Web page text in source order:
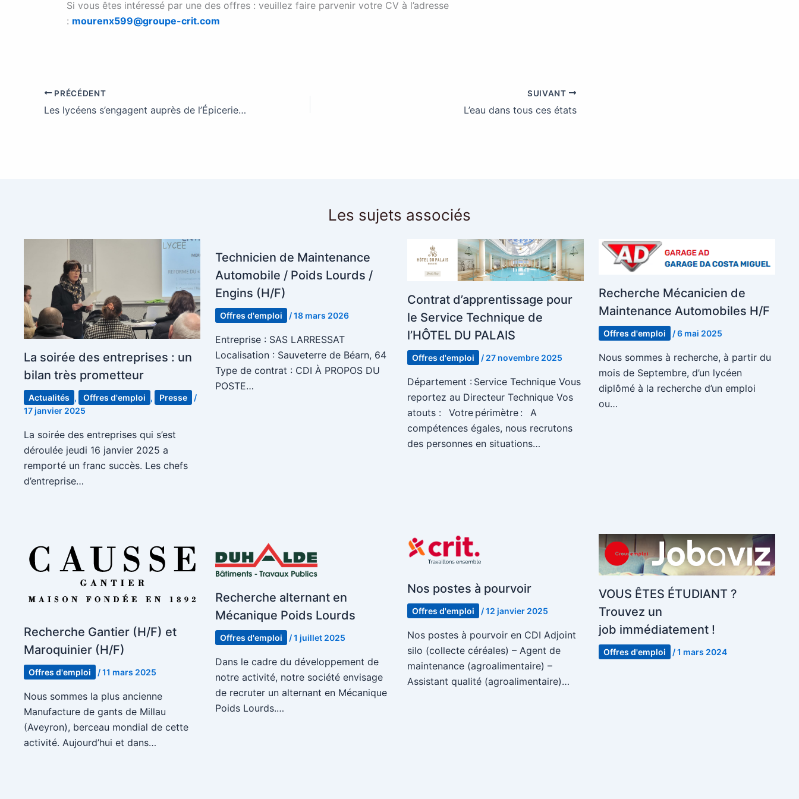
Si vous êtes intéressé par une des offres : veuillez faire parvenir votre CV à l’adresse
: mourenx599@groupe-crit.com
PRÉCÉDENT
Les lycéens s’engagent auprès de l’Épicerie solidaire
SUIVANT
L’eau dans tous ces états
Les sujets associés
La soirée des entreprises : un
bilan très prometteur
Actualités , Offres d'emploi , Presse
/
17 janvier 2025
La soirée des entreprises qui s’est
déroulée jeudi 16 janvier 2025 a
remporté un franc succès. Les chefs
d’entreprise…
Technicien de Maintenance
Automobile / Poids Lourds /
Engins (H/F)
Offres d'emploi /18 mars 2026
Entreprise : SAS LARRESSAT
Localisation : Sauveterre de Béarn, 64
Type de contrat : CDI À PROPOS DU
POSTE…
Contrat d’apprentissage pour
le Service Technique de
l’HÔTEL DU PALAIS
Offres d'emploi / 27 novembre 2025
Département : Service Technique Vous
reportez au Directeur Technique Vos
atouts : Votre périmètre : A
compétences égales, nous recrutons
des personnes en situations…
Recherche Mécanicien de
Maintenance Automobiles H/F
Offres d'emploi /6 mai 2025
Nous sommes à recherche, à partir du
mois de Septembre, d’un lycéen
diplômé à la recherche d’un emploi
ou…
Recherche Gantier (H/F) et
Maroquinier (H/F)
Offres d'emploi /11 mars 2025
Nous sommes la plus ancienne
Manufacture de gants de Millau
(Aveyron), berceau mondial de cette
activité. Aujourd’hui et dans…
Recherche alternant en
Mécanique Poids Lourds
Offres d'emploi /1 juillet 2025
Dans le cadre du développement de
notre activité, notre société envisage
de recruter un alternant en Mécanique
Poids Lourds.…
Nos postes à pourvoir
Offres d'emploi /12 janvier 2025
Nos postes à pourvoir en CDI Adjoint
silo (collecte céréales) – Agent de
maintenance (agroalimentaire) –
Assistant qualité (agroalimentaire)…
VOUS ÊTES ÉTUDIANT ?
Trouvez un
job immédiatement !
Offres d'emploi /1 mars 2024